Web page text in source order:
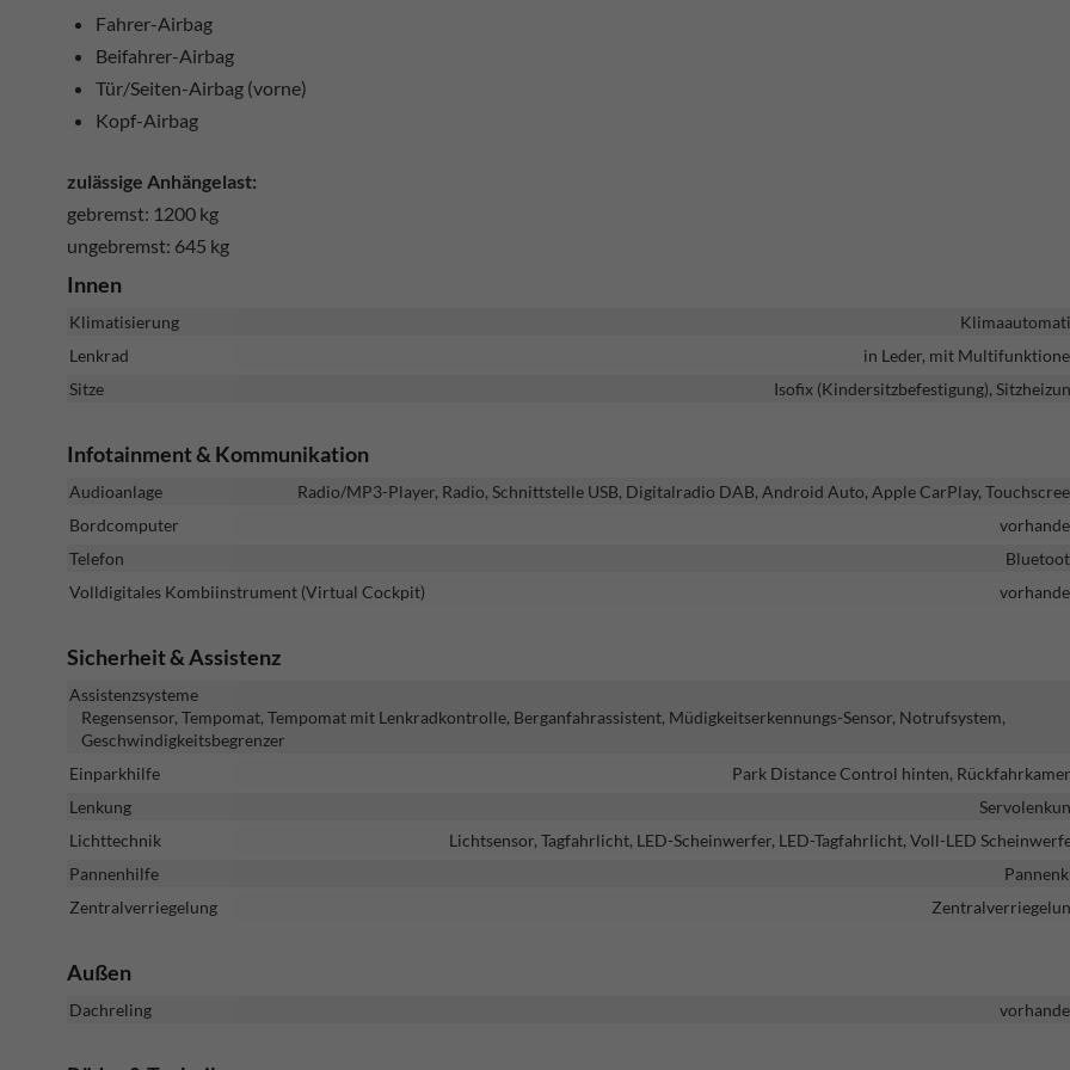
Fahrer-Airbag
Beifahrer-Airbag
Tür/Seiten-Airbag (vorne)
Kopf-Airbag
zulässige Anhängelast:
gebremst: 1200 kg
ungebremst: 645 kg
Innen
Klimatisierung
Lenkrad
in Leder, mit
Sitze
Isofix (Kindersitzbefestigung),
Infotainment & Kommunikation
Audioanlage
Radio/MP3-Player, Radio, Schnittstelle USB, Digitalradio DAB, Android Auto, Apple CarPlay,
Bordcomputer
Telefon
Volldigitales Kombiinstrument (Virtual Cockpit)
Sicherheit & Assistenz
Assistenzsysteme
Regensensor, Tempomat, Tempomat mit Lenkradkontrolle, Berganfahrassistent, Müdigkeitserkennungs-Sensor, Notrufsystem,
Geschwindigkeitsbegrenzer
Einparkhilfe
Park Distance Control hinten,
Lenkung
Lichttechnik
Lichtsensor, Tagfahrlicht, LED-Scheinwerfer, LED-Tagfahrlicht, Voll-LED
Pannenhilfe
Zentralverriegelung
Außen
Dachreling